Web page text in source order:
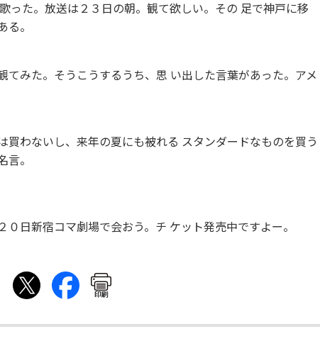
った。放送は２３日の朝。観て欲しい。その 足で神戸に移
。
てみた。そうこうするうち、思 い出した言葉があった。アメ
わないし、来年の夏にも被れる スタンダードなものを買う
。
日新宿コマ劇場で会おう。チ ケット発売中ですよー。
印刷